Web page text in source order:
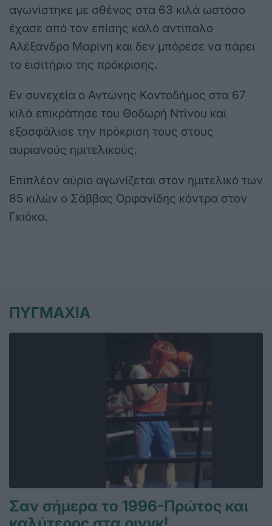
αγωνίστηκε με σθένος στα 63 κιλά ωστόσο
έχασε από τον επίσης καλό αντίπαλο
Αλέξανδρο Μαρίνη και δεν μπόρεσε να πάρει
το εισιτήριο της πρόκρισης.
Εν συνεχεία ο Αντώνης Κοντοδήμος στα 67
κιλά επικράτησε του Θοδωρή Ντίνου και
εξασφάλισε την πρόκριση τους στους
αυριανούς ημιτελικούς.
Επιπλέον αύριο αγωνίζεται στον ημιτελικό των
85 κιλών ο Σάββας Ορφανίδης κόντρα στον
Γκιόκα.
ΠΥΓΜΑΧΙΑ
Σαν σήμερα το 1996-Πρώτος και